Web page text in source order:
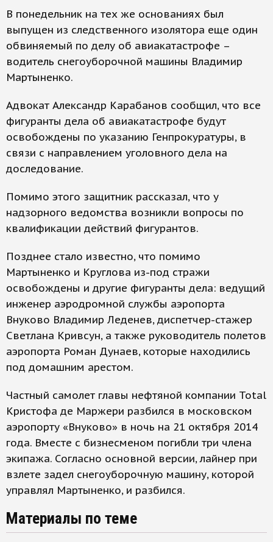
В понедельник на тех же основаниях был
выпущен из следственного изолятора еще один
обвиняемый по делу об авиакатастрофе –
водитель снегоуборочной машины Владимир
Мартыненко.
Адвокат Александр Карабанов сообщил, что все
фигуранты дела об авиакатастрофе будут
освобождены по указанию Генпрокуратуры, в
связи с направлением уголовного дела на
доследование.
Помимо этого защитник рассказал, что у
надзорного ведомства возникли вопросы по
квалификации действий фигурантов.
Позднее стало известно, что помимо
Мартыненко и Круглова из-под стражи
освобождены и другие фигуранты дела: ведущий
инженер аэродромной службы аэропорта
Внуково Владимир Леденев, диспетчер-стажер
Светлана Кривсун, а также руководитель полетов
аэропорта Роман Дунаев, которые находились
под домашним арестом.
Частный самолет главы нефтяной компании Total
Кристофа де Маржери разбился в московском
аэропорту «Внуково» в ночь на 21 октября 2014
года. Вместе с бизнесменом погибли три члена
экипажа. Согласно основной версии, лайнер при
взлете задел снегоуборочную машину, которой
управлял Мартыненко, и разбился.
Материалы по теме